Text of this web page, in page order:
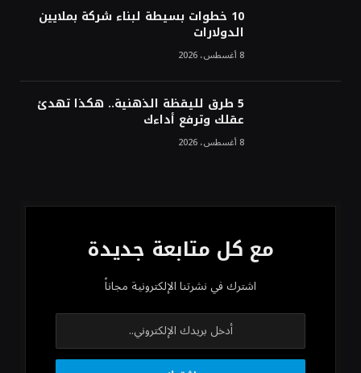
10 خطوات بسيطة لبناء شركة بملايين
الدولارات
8 أغسطس، 2026
5 طرق لليقظة الذهنية.. هكذا تهدئ
عقلك وترفع أداءك
8 أغسطس، 2026
مع كل متابعة جديدة
اشترك في نشرتنا الإلكترونية مجاناً